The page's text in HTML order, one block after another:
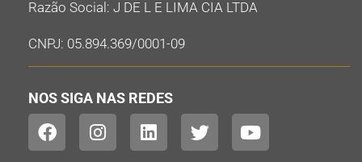
Razão Social: J DE L E LIMA CIA LTDA
CNPJ: 05.894.369/0001-09
NOS SIGA NAS REDES